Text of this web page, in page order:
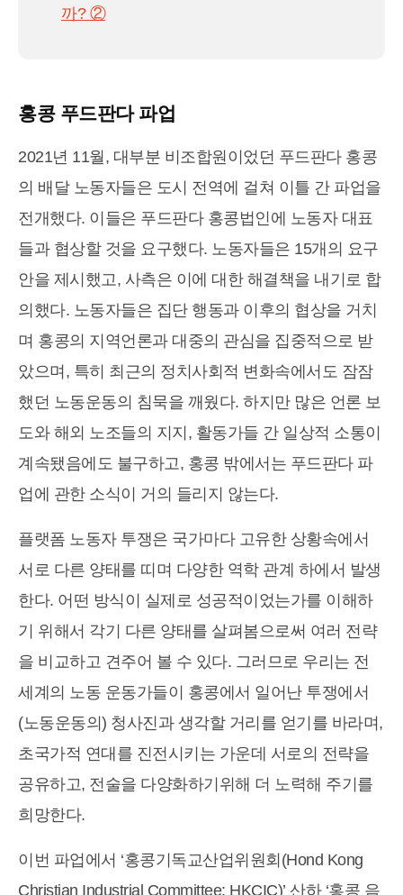
까? ②
홍콩 푸드판다 파업
2021년 11월, 대부분 비조합원이었던 푸드판다 홍콩
의 배달 노동자들은 도시 전역에 걸쳐 이틀 간 파업을
전개했다. 이들은 푸드판다 홍콩법인에 노동자 대표
들과 협상할 것을 요구했다. 노동자들은 15개의 요구
안을 제시했고, 사측은 이에 대한 해결책을 내기로 합
의했다. 노동자들은 집단 행동과 이후의 협상을 거치
며 홍콩의 지역언론과 대중의 관심을 집중적으로 받
았으며, 특히 최근의 정치사회적 변화속에서도 잠잠
했던 노동운동의 침묵을 깨웠다. 하지만 많은 언론 보
도와 해외 노조들의 지지, 활동가들 간 일상적 소통이
계속됐음에도 불구하고, 홍콩 밖에서는 푸드판다 파
업에 관한 소식이 거의 들리지 않는다.
플랫폼 노동자 투쟁은 국가마다 고유한 상황속에서
서로 다른 양태를 띠며 다양한 역학 관계 하에서 발생
한다. 어떤 방식이 실제로 성공적이었는가를 이해하
기 위해서 각기 다른 양태를 살펴봄으로써 여러 전략
을 비교하고 견주어 볼 수 있다. 그러므로 우리는 전
세계의 노동 운동가들이 홍콩에서 일어난 투쟁에서
(노동운동의) 청사진과 생각할 거리를 얻기를 바라며,
초국가적 연대를 진전시키는 가운데 서로의 전략을
공유하고, 전술을 다양화하기위해 더 노력해 주기를
희망한다.
이번 파업에서 ‘홍콩기독교산업위원회(Hond Kong
Christian Industrial Committee: HKCIC)’ 산하 ‘홍콩 음